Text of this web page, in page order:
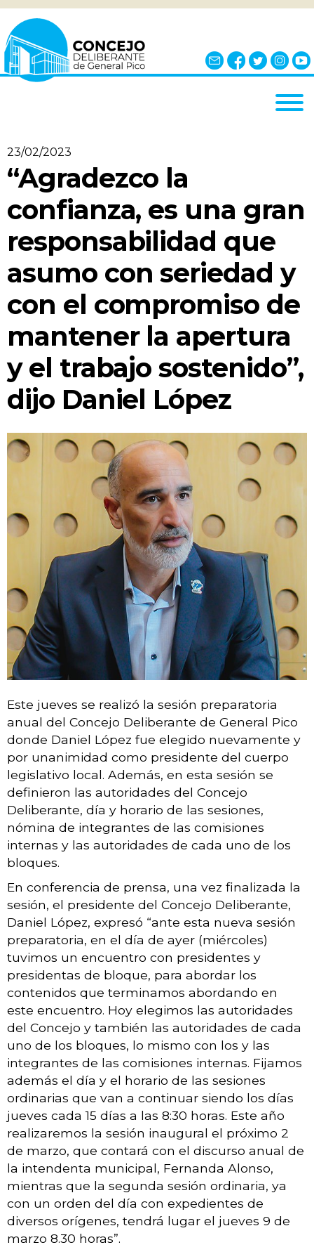
EL CONCEJO
¿QUÉ ES?
AUTORIDADES
BLOQUES
COMISIONES
NOTICIAS
CONCEJO TRANSPARENTE
INFORMACIÓN DE SESIONES
¿EN QUÉ ESTAMOS TRABAJANDO?
SEGUIMIENTO DE TRÁMITES
BUSCADOR DE NORMATIVAS
23/02/2023
“Agradezco la
confianza, es una gran
responsabilidad que
asumo con seriedad y
con el compromiso de
mantener la apertura
y el trabajo sostenido”,
dijo Daniel López
Este jueves se realizó la sesión preparatoria
anual del Concejo Deliberante de General Pico
donde Daniel López fue elegido nuevamente y
por unanimidad como presidente del cuerpo
legislativo local. Además, en esta sesión se
definieron las autoridades del Concejo
Deliberante, día y horario de las sesiones,
nómina de integrantes de las comisiones
internas y las autoridades de cada uno de los
bloques.
En conferencia de prensa, una vez finalizada la
sesión, el presidente del Concejo Deliberante,
Daniel López, expresó “ante esta nueva sesión
preparatoria, en el día de ayer (miércoles)
tuvimos un encuentro con presidentes y
presidentas de bloque, para abordar los
contenidos que terminamos abordando en
este encuentro. Hoy elegimos las autoridades
del Concejo y también las autoridades de cada
uno de los bloques, lo mismo con los y las
integrantes de las comisiones internas. Fijamos
además el día y el horario de las sesiones
ordinarias que van a continuar siendo los días
jueves cada 15 días a las 8:30 horas. Este año
realizaremos la sesión inaugural el próximo 2
de marzo, que contará con el discurso anual de
la intendenta municipal, Fernanda Alonso,
mientras que la segunda sesión ordinaria, ya
con un orden del día con expedientes de
diversos orígenes, tendrá lugar el jueves 9 de
marzo 8.30 horas”.